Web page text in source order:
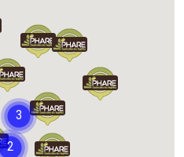
Chargement...